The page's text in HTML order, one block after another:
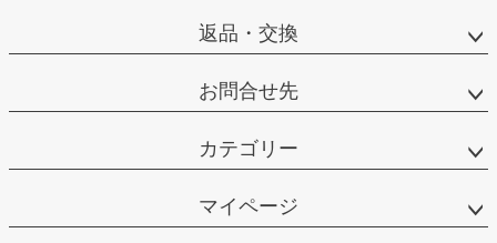
返品・交換
お問合せ先
カテゴリー
マイページ